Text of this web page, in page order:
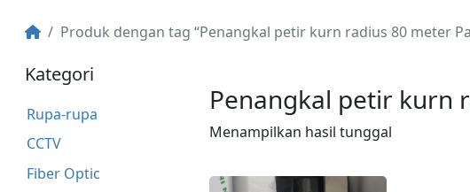
Produk dengan tag “Penangkal petir kurn radius 80 meter
Kategori
Rupa-rupa
CCTV
Fiber Optic
Penangkal petir kurn
Menampilkan hasil tunggal